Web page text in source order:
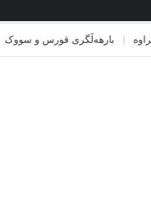
| بارهەڵگری قورس و سووک |